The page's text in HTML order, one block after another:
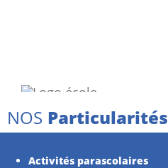
NOS Particularités
Activités parascolaires